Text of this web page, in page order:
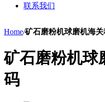
联系我们
Home/矿石磨粉机球磨机海
矿石磨粉机球
码